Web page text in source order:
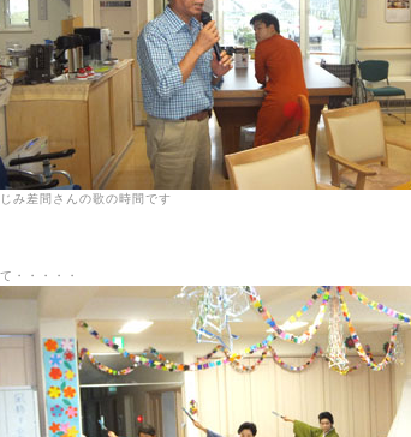
み差間さんの歌の時間です
・・・・・